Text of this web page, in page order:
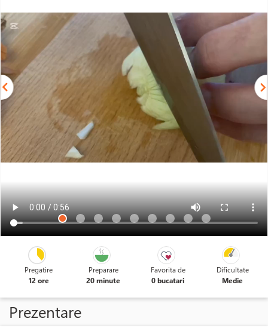
Pregatire
12 ore
Preparare
20 minute
Favorita de
0 bucatari
Dificultate
Medie
Prezentare